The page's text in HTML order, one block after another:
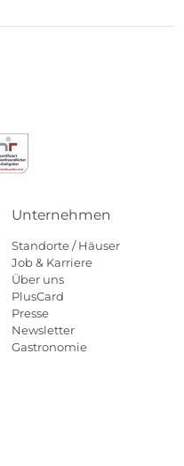
Unternehmen
Standorte / Häuser
Job & Karriere
Über uns
PlusCard
Presse
Newsletter
Gastronomie